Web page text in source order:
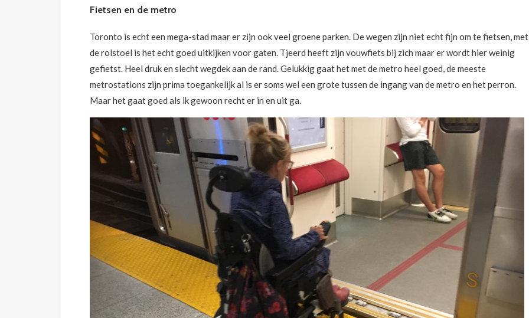
Fietsen en de metro
Toronto is echt een mega-stad maar er zijn ook veel groene parken. De wegen zijn niet echt fijn om te fietsen, met
de rolstoel is het echt goed uitkijken voor gaten. Tjeerd heeft zijn vouwfiets bij zich maar er wordt hier weinig
gefietst. Heel druk en slecht wegdek aan de rand. Gelukkig gaat het met de metro heel goed, de meeste
metrostations zijn prima toegankelijk al is er soms wel een grote tussen de ingang van de metro en het perron.
Maar het gaat goed als ik gewoon recht er in en uit ga.